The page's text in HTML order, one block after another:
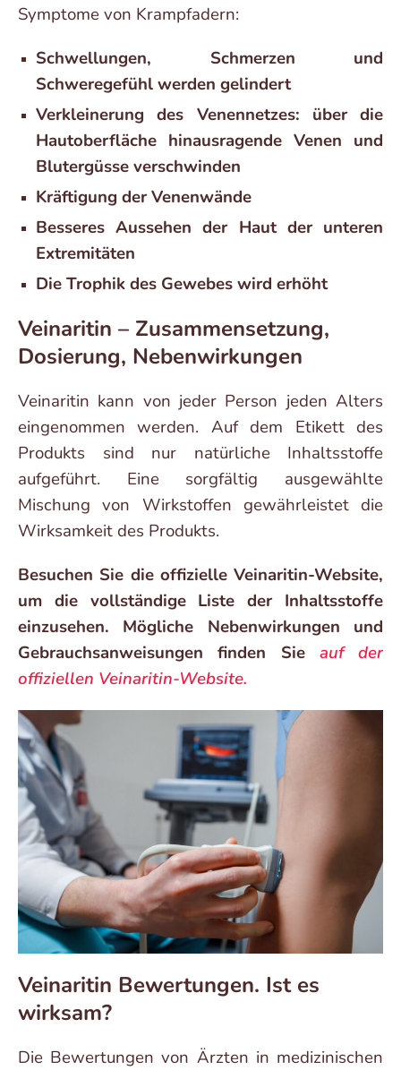
Symptome von Krampfadern:
Schwellungen, Schmerzen und
Schweregefühl werden gelindert
Verkleinerung des Venennetzes: über die
Hautoberfläche hinausragende Venen und
Blutergüsse verschwinden
Kräftigung der Venenwände
Besseres Aussehen der Haut der unteren
Extremitäten
Die Trophik des Gewebes wird erhöht
Veinaritin – Zusammensetzung,
Dosierung, Nebenwirkungen
Veinaritin kann von jeder Person jeden Alters
eingenommen werden. Auf dem Etikett des
Produkts sind nur natürliche Inhaltsstoffe
aufgeführt. Eine sorgfältig ausgewählte
Mischung von Wirkstoffen gewährleistet die
Wirksamkeit des Produkts.
Besuchen Sie die offizielle Veinaritin-Website,
um die vollständige Liste der Inhaltsstoffe
einzusehen. Mögliche Nebenwirkungen und
Gebrauchsanweisungen finden Sie auf der
offiziellen Veinaritin-Website.
Veinaritin Bewertungen. Ist es
wirksam?
Die Bewertungen von Ärzten in medizinischen